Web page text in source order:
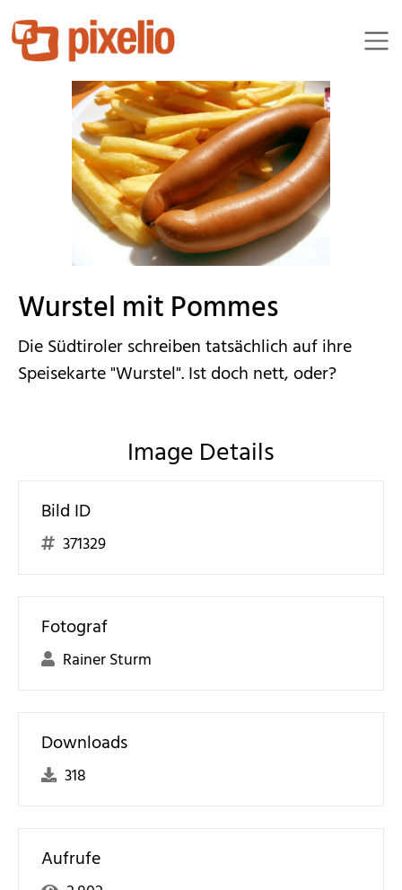
RainerSturm
Wurstel mit Pommes
Die Südtiroler schreiben tatsächlich auf ihre
Speisekarte "Wurstel". Ist doch nett, oder?
Image Details
Bild ID
371329
Fotograf
Rainer Sturm
Downloads
318
Aufrufe